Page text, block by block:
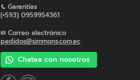
Tecnología
elimina al
bacterias,
seguro, limpio
*Test ISO
antiviral en
Test ISO
Garantías
(+593) 0959954361
Correo electrónico
pedidos@simmons.com.ec
Chatea con nosotros